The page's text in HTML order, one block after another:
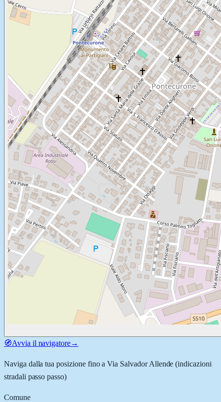
🧭Avvia il navigatore→
Naviga dalla tua posizione fino aVia Salvador Allende (indicazioni
stradali passo passo)
Comune